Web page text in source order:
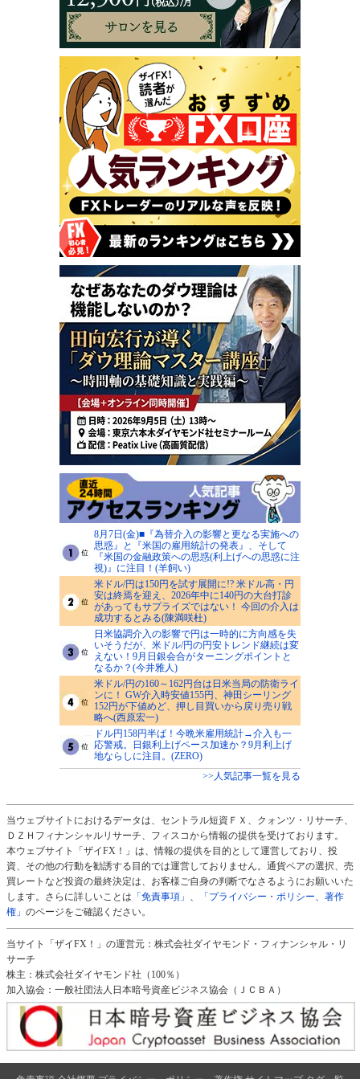
8月7日(金)■『為替介入の影響と更なる実施への
思惑』と『米国の雇用統計の発表』、そして
『米国の金融政策への思惑(利上げへの思惑に注
視)』に注目！(羊飼い)
米ドル/円は150円を試す展開に!? 米ドル高・円
安は終焉を迎え、2026年中に140円の大台打診
があってもサプライズではない！ 今回の介入は
成功するとみる(陳満咲杜)
日米協調介入の影響で円は一時的に方向感を失
いそうだが、米ドル/円の円安トレンド継続は変
えない！9月日銀会合がターニングポイントと
なるか？(今井雅人)
米ドル/円の160～162円台は日米当局の防衛ライ
ンに！ GW介入時安値155円、神田シーリング
152円が下値めど、押し目買いから戻り売り戦
略へ(西原宏一)
ドル円158円半ば！今晩米雇用統計→介入も一
応警戒。日銀利上げペース加速か？9月利上げ
地ならしに注目。(ZERO)
>>人気記事一覧を見る
当ウェブサイトにおけるデータは、セントラル短資ＦＸ、クォンツ・リサーチ、
ＤＺＨフィナンシャルリサーチ、フィスコから情報の提供を受けております。
本ウェブサイト「ザイFX！」は、情報の提供を目的として運営しており、投
資、その他の行動を勧誘する目的では運営しておりません。通貨ペアの選択、売
買レートなど投資の最終決定は、お客様ご自身の判断でなさるようにお願いいた
します。さらに詳しいことは 「免責事項」 、
「プライバシー・ポリシー、著作
権」 のページをご確認ください。
当サイト「ザイFX！」の運営元：株式会社ダイヤモンド・フィナンシャル・リ
サーチ
株主：株式会社ダイヤモンド社（100％）
加入協会：一般社団法人日本暗号資産ビジネス協会（ＪＣＢＡ）